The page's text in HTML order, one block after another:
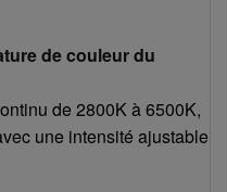
de couleur du
de 2800K à 6500K,
une intensité ajustable